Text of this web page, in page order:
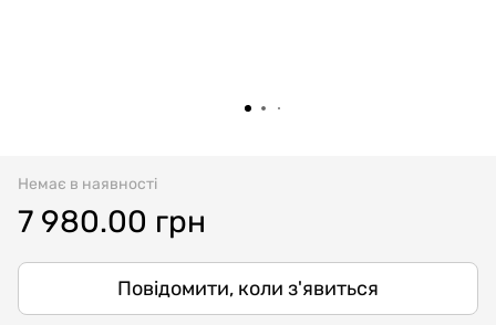
Немає в наявності
7 980.00 грн
Повідомити, коли з'явиться